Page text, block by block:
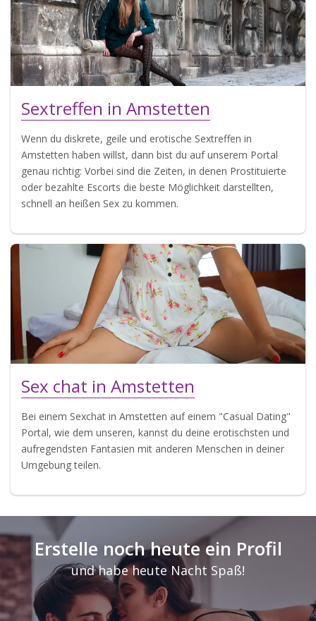
Sextreffen in Amstetten
Wenn du diskrete, geile und erotische Sextreffen in
Amstetten haben willst, dann bist du auf unserem Portal
genau richtig: Vorbei sind die Zeiten, in denen Prostituierte
oder bezahlte Escorts die beste Möglichkeit darstellten,
schnell an heißen Sex zu kommen.
Sex chat in Amstetten
Bei einem Sexchat in Amstetten auf einem "Casual Dating"
Portal, wie dem unseren, kannst du deine erotischsten und
aufregendsten Fantasien mit anderen Menschen in deiner
Umgebung teilen.
Erstelle noch heute ein Profil
und habe heute Nacht Spaß!